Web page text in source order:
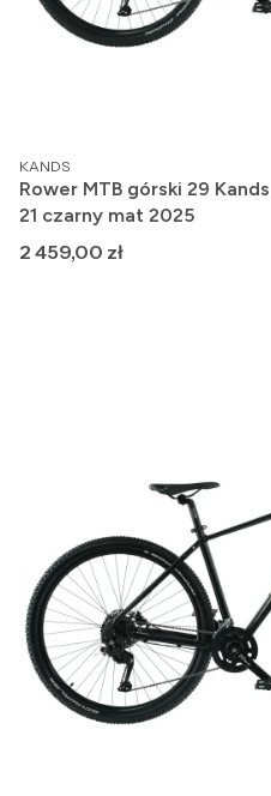
PRODUCENT
KANDS
Rower MTB górski 29
21 czarny mat 2025
Cena
2 459,00 zł